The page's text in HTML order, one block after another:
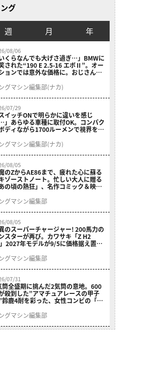
グ
週 月 年
08/06
いくらなんでも大げさ過ぎ…」BMWに
された“190 E 2.5-16 エボⅡ”。オー
ョンでは意外な価格に。おじさん達
グマシン編集部(ナカ)
07/29
スイッチONで明らかに違いを感じ
」あらゆる車種に取付OK。コンパク
ディながら1700ルーメンで視界を確
ト プレシャスレイ スモール］
グマシン編集部(ナカ)
08/05
のZからAE86まで、疲れた心に蘇る
ゾーストノート。忙しい大人に贈る
あの頃の熱狂」、名作コミック＆映画
グマシン編集部
08/05
のスーパーチャージャー! 200馬力の
スターが再び。カワサキ「Z H2
2027年モデルが9/5に価格据え置き
グマシン編集部
07/31
筒全盛期に挑んだ2気筒の意地。600
殺到した”アマチュアレースの甲子
鈴鹿4耐を彩った、女性コンビの「ス
グマシン編集部